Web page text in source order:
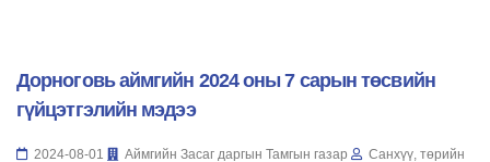
Дорноговь аймгийн 2024 оны 7 сарын төсвийн
гүйцэтгэлийн мэдээ
2024-08-01 Аймгийн Засаг даргын Тамгын газар
Санхүү, төрийн